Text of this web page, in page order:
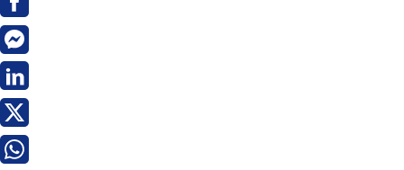
Facebook
Messenger
Linkedin
Twitter
Whatsapp